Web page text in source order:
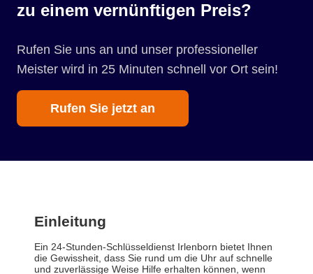
zu einem vernünftigen Preis?
Rufen Sie uns an und unser professioneller
Meister wird in 25 Minuten schnell vor Ort sein!
Rufen Sie jetzt an
Einleitung
Ein 24-Stunden-Schlüsseldienst Irlenborn bietet Ihnen
die Gewissheit, dass Sie rund um die Uhr auf schnelle
und zuverlässige Weise Hilfe erhalten können, wenn